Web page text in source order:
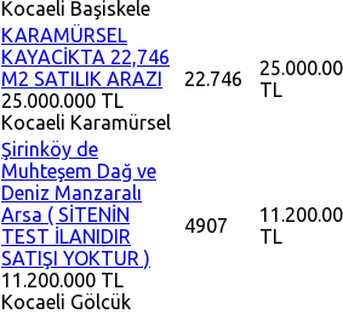
Kocaeli Başiskele
KARAMÜRSEL
KAYACİKTA 22,746
M2 SATILIK ARAZI
25.000.000 TL
Kocaeli Karamürsel
22.746
TL
Şirinköy de
Muhteşem Dağ ve
Deniz Manzaralı
Arsa ( SİTENİN
TEST İLANIDIR
SATIŞI YOKTUR )
11.200.000 TL
Kocaeli Gölcük
4907
TL